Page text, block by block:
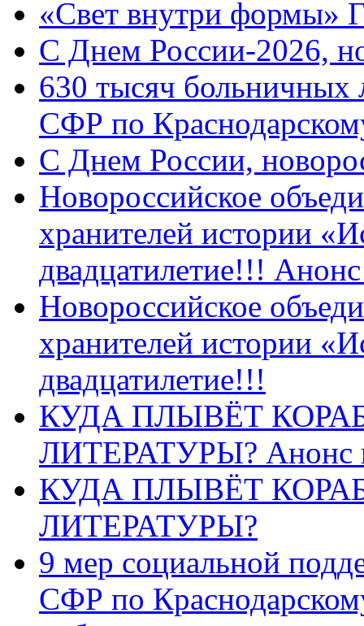
«Свет внутри формы»
C Днем России-2026,
630 тысяч больничных
СФР по
C Днем России,
Новороссийское
хранителей истории
двадцатилетие!!!
Новороссийское
хранителей истории
двадцатилетие!!!
КУДА ПЛЫВЁТ
ЛИТЕРАТУРЫ? Анонс
КУДА ПЛЫВЁТ
ЛИТЕРАТУРЫ?
9 мер социальной
СФР по